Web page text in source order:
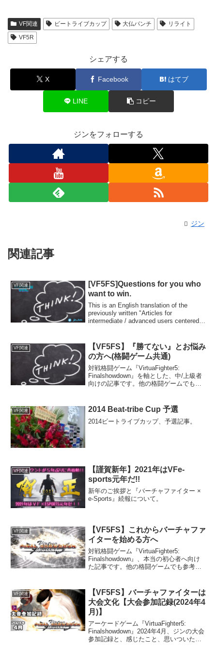
VF関連 ビートライブカップ 大仏パンチ
リライト
VF5R
シェアする
X Facebook はてブ
LINE コピー
ジンをフォローする
ジン
関連記事
VF関連
[VF5FS]Questions for you who
want to win.
This is an English translation of the
previously written "Articles for
intermediate / advanced users centered
VF関連
【VF5FS】『勝てない』とお悩み
の方へ(格闘ゲーム共通)
対戦格闘ゲーム『VirtuaFighter5:
Finalshowdown』を軸とした、中/上級者
向けの記事です。他の格闘ゲームでも活
VF関連 2014 Beat-tribe Cup 予選
2014ビートライブカップ、予選記事。
VF関連
【謹賀新年】2021年はVFe-
sports元年だ!!
新年のご挨拶と『バーチャファイター ×
e-Sports』続報について。
VF関連
【VF5FS】これからバーチャファ
イターを始める方へ
対戦格闘ゲーム『VirtuaFighter5:
Finalshowdown』、本当の初心者へ向け
た記事です。他の格闘ゲームでも参考に
VF関連
【VF5FS】バーチャファイターは
大会文化【大会参加記録(2024年4
月)】
アーケードゲーム『VirtuaFighter5:
Finalshowdown』2024年4月、ジンの大会
参加記録と、感じたこと、思いついたこ